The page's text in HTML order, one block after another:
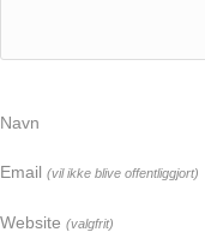
Navn
Email (vil ikke blive offentliggjort)
Website (valgfrit)